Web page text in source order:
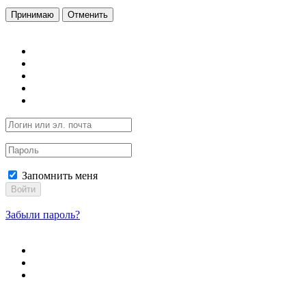
Принимаю Отменить
Запомнить меня
Войти
Забыли пароль?